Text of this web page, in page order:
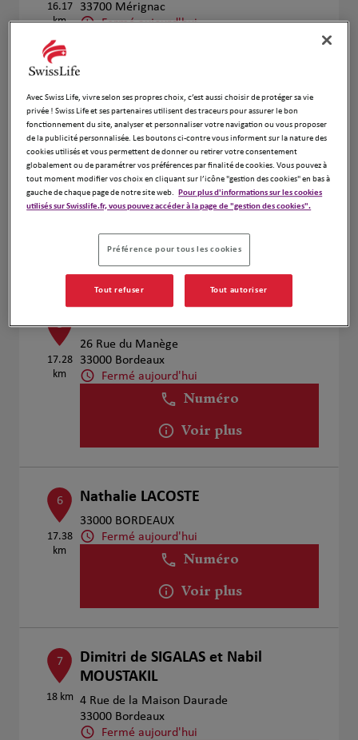
16.17
km
33700 Mérignac
Fermé aujourd'hui
4
16.29
km
Thibaut de Ménonville Grégoire
89 Rue de Lacanau
33200 Bordeaux
Fermé aujourd'hui
Voir plus
5
17.28
km
26 Rue du Manège
33000 Bordeaux
Fermé aujourd'hui
Numéro
Voir plus
6
17.38
km
Nathalie LACOSTE
33000 BORDEAUX
Fermé aujourd'hui
Numéro
Voir plus
7
18 km
Dimitri de SIGALAS et Nabil
MOUSTAKIL
4 Rue de la Maison Daurade
33000 Bordeaux
Fermé aujourd'hui
Avec Swiss Life, vivre selon ses propres choix, c’est aussi choisir de protéger sa vie
privée ! Swiss Life et ses partenaires utilisent des traceurs pour assurer le bon
fonctionnement du site, analyser et personnaliser votre navigation ou vous proposer
de la publicité personnalisée. Les boutons ci-contre vous informent sur la nature des
cookies utilisés et vous permettent de donner ou retirer votre consentement
globalement ou de paramétrer vos préférences par finalité de cookies. Vous pouvez à
tout moment modifier vos choix en cliquant sur l’icône "gestion des cookies" en bas à
gauche de chaque page de notre site web. Pour plus d'informations sur les cookies
utilisés sur Swisslife.fr, vous pouvez accéder à la page de "gestion des cookies".
Préférence pour tous les cookies
Tout refuser Tout autoriser